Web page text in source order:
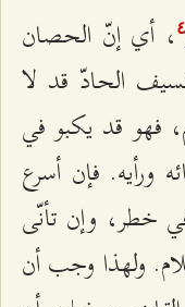
٤ ، أي إنّ الحصان
الحادّ قد لا
فهو قد يكبو في
ورأيه. فإن أسرع
خطر، وإن تأنّى
ولهذا وجب أن